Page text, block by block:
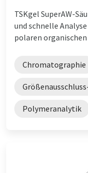
TSKgel SuperAW-
und schnelle
polaren
Chromatographie
Polymeranalytik